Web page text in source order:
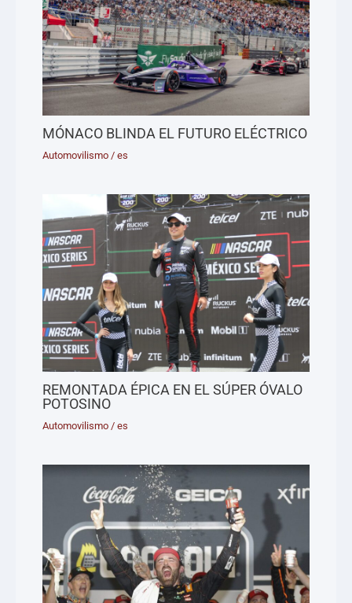
MÓNACO BLINDA EL FUTURO ELÉCTRICO
Automovilismo /es
REMONTADA ÉPICA EN EL SÚPER ÓVALO
POTOSINO
Automovilismo /es